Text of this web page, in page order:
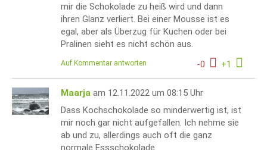
mir die Schokolade zu heiß wird und dann
ihren Glanz verliert. Bei einer Mousse ist es
egal, aber als Überzug für Kuchen oder bei
Pralinen sieht es nicht schön aus.
-0 +1
Auf Kommentar antworten
Maarja am 12.11.2022 um 08:15 Uhr
Dass Kochschokolade so minderwertig ist, ist
mir noch gar nicht aufgefallen. Ich nehme sie
ab und zu, allerdings auch oft die ganz
normale Essschokolade